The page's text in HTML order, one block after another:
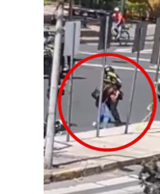
SIOP
Van
Bruno
Puerto
Juan